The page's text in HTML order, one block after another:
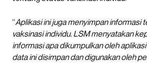
“Aplikasi ini juga menyimpan informasi
vaksinasi individu. LSM menyatakan
informasi apa dikumpulkan oleh
data ini disimpan dan digunakan oleh